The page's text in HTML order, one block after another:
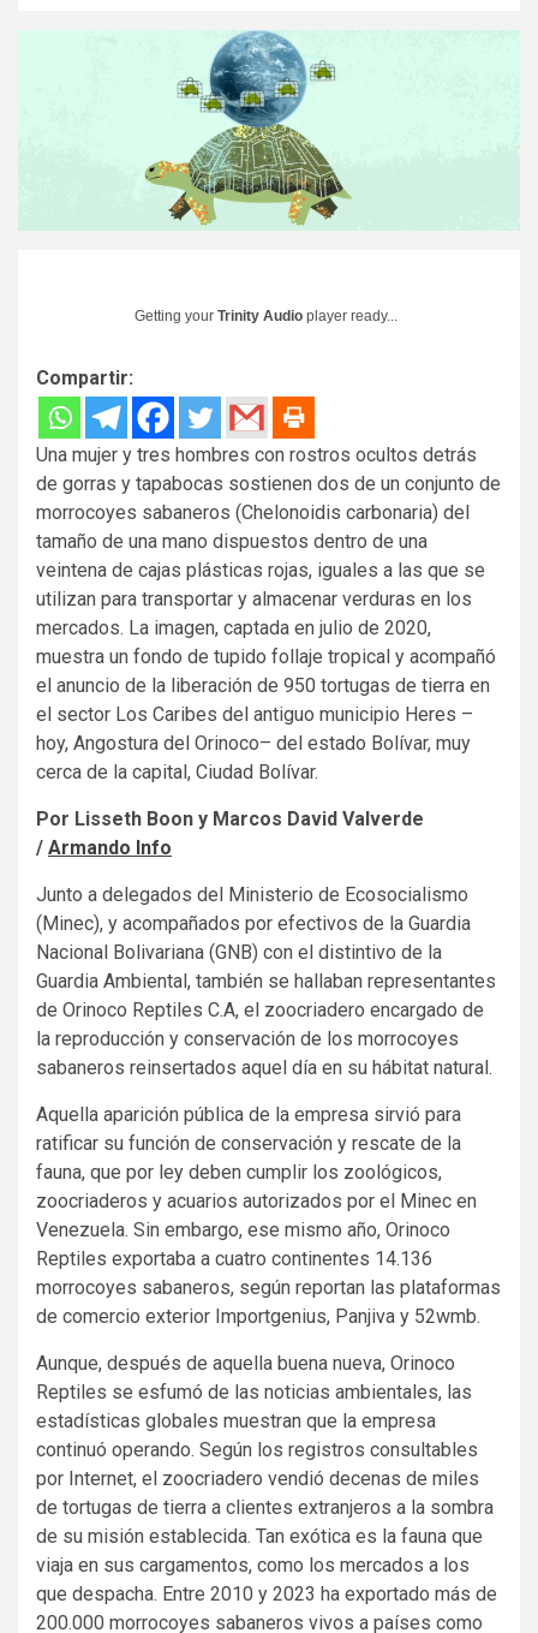
Getting your Trinity Audio player ready...
Compartir:
Una mujer y tres hombres con rostros ocultos detrás
de gorras y tapabocas sostienen dos de un conjunto de
morrocoyes sabaneros (Chelonoidis carbonaria) del
tamaño de una mano dispuestos dentro de una
veintena de cajas plásticas rojas, iguales a las que se
utilizan para transportar y almacenar verduras en los
mercados. La imagen, captada en julio de 2020,
muestra un fondo de tupido follaje tropical y acompañó
el anuncio de la liberación de 950 tortugas de tierra en
el sector Los Caribes del antiguo municipio Heres –
hoy, Angostura del Orinoco– del estado Bolívar, muy
cerca de la capital, Ciudad Bolívar.
Por Lisseth Boon y Marcos David Valverde
/ Armando Info
Junto a delegados del Ministerio de Ecosocialismo
(Minec), y acompañados por efectivos de la Guardia
Nacional Bolivariana (GNB) con el distintivo de la
Guardia Ambiental, también se hallaban representantes
de Orinoco Reptiles C.A, el zoocriadero encargado de
la reproducción y conservación de los morrocoyes
sabaneros reinsertados aquel día en su hábitat natural.
Aquella aparición pública de la empresa sirvió para
ratificar su función de conservación y rescate de la
fauna, que por ley deben cumplir los zoológicos,
zoocriaderos y acuarios autorizados por el Minec en
Venezuela. Sin embargo, ese mismo año, Orinoco
Reptiles exportaba a cuatro continentes 14.136
morrocoyes sabaneros, según reportan las plataformas
de comercio exterior Importgenius, Panjiva y 52wmb.
Aunque, después de aquella buena nueva, Orinoco
Reptiles se esfumó de las noticias ambientales, las
estadísticas globales muestran que la empresa
continuó operando. Según los registros consultables
por Internet, el zoocriadero vendió decenas de miles
de tortugas de tierra a clientes extranjeros a la sombra
de su misión establecida. Tan exótica es la fauna que
viaja en sus cargamentos, como los mercados a los
que despacha. Entre 2010 y 2023 ha exportado más de
200.000 morrocoyes sabaneros vivos a países como